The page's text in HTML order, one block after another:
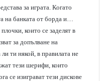
за играта. Когато
на банката от борда и…
които се заделят в
за допълване на
ти някой, в правилата не
тези шерифи, които
се изиграват тези дискове